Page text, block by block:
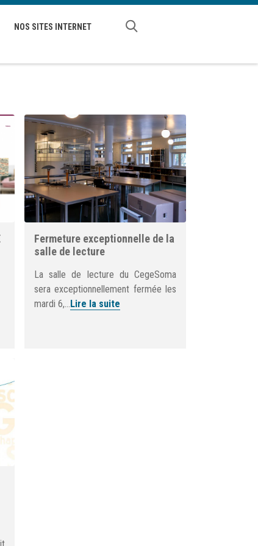
NOS SITES INTERNET
Fermeture exceptionnelle de la
salle de lecture
La salle de lecture du CegeSoma
sera exceptionnellement fermée les
mardi 6,... Lire la suite